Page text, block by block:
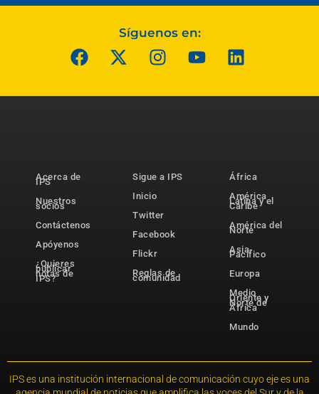
Síguenos en:
Acerca de
IPS
Nuestros
socios
Contáctenos
Apóyenos
¿Quieres
publicar
notas de
IPS?
Sigue a IPS
Inicio
Twitter
Facebook
Flickr
Reglas de
comunidad
África
América
Latina y el
Caribe
América del
Norte
Asia-
Pacífico
Europa
Medio
Oriente y
Norte de
África
Mundo
IPS es una institución internacional de comunicación cuyo eje es una